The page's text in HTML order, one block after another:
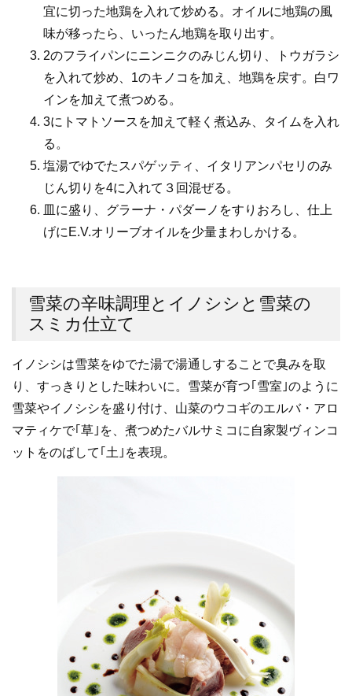
宜に切った地鶏を入れて炒める。オイルに地鶏の風
味が移ったら、いったん地鶏を取り出す。
2のフライパンにニンニクのみじん切り、トウガラシ
を入れて炒め、1のキノコを加え、地鶏を戻す。白ワ
インを加えて煮つめる。
3にトマトソースを加えて軽く煮込み、タイムを入れ
る。
塩湯でゆでたスパゲッティ、イタリアンパセリのみ
じん切りを4に入れて３回混ぜる。
皿に盛り、グラーナ・パダーノをすりおろし、仕上
げにE.V.オリーブオイルを少量まわしかける。
雪菜の辛味調理とイノシシと雪菜の
スミカ仕立て
イノシシは雪菜をゆでた湯で湯通しすることで臭みを取
り、すっきりとした味わいに。雪菜が育つ｢雪室｣のように
雪菜やイノシシを盛り付け、山菜のウコギのエルバ・アロ
マティケで｢草｣を、煮つめたバルサミコに自家製ヴィンコ
ットをのばして｢土｣を表現。